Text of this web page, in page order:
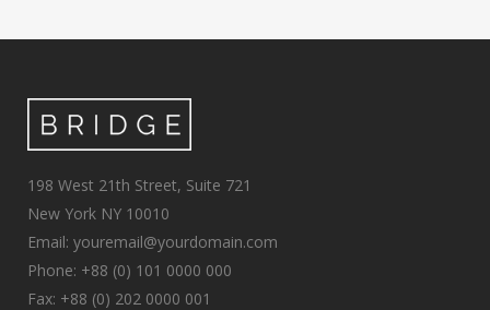
198 West 21th Street, Suite 721
New York NY 10010
Email: youremail@yourdomain.com
Phone: +88 (0) 101 0000 000
Fax: +88 (0) 202 0000 001